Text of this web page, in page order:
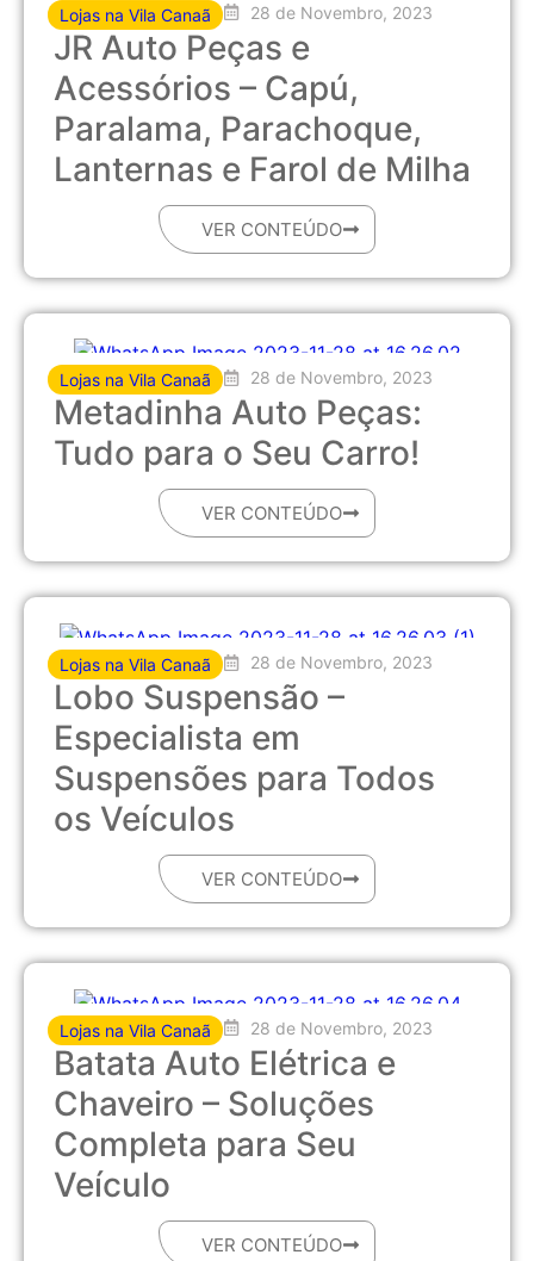
Lojas na Vila Canaã 28 de Novembro, 2023
JR Auto Peças e
Acessórios – Capú,
Paralama, Parachoque,
Lanternas e Farol de Milha
VER CONTEÚDO
Lojas na Vila Canaã 28 de Novembro, 2023
Metadinha Auto Peças:
Tudo para o Seu Carro!
VER CONTEÚDO
Lojas na Vila Canaã 28 de Novembro, 2023
Lobo Suspensão –
Especialista em
Suspensões para Todos
os Veículos
VER CONTEÚDO
Lojas na Vila Canaã 28 de Novembro, 2023
Batata Auto Elétrica e
Chaveiro – Soluções
Completa para Seu
Veículo
VER CONTEÚDO